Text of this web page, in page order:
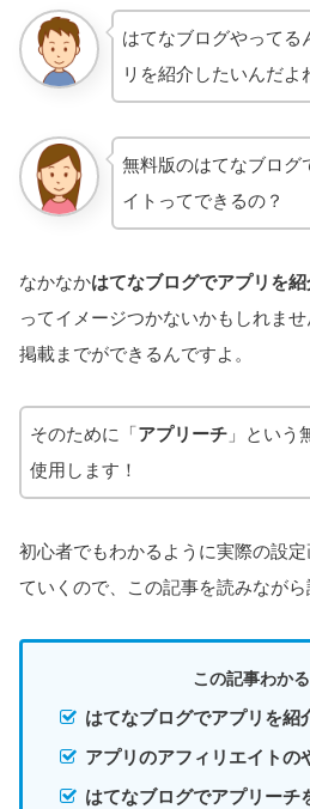
はてなブログやってる
リを紹介したいんだ
無料版のはてなブログ
イトってできるの？
なかなかはてなブログでアプリを紹
ってイメージつかないかもしれま
掲載までができるんですよ。
そのために「アプリーチ 」という
使用します！
初心者でもわかるように実際の設
ていくので、この記事を読みながら
この記事わか
はてなブログでアプリを紹
アプリのアフィリエイトの
はてなブログでアプリーチ